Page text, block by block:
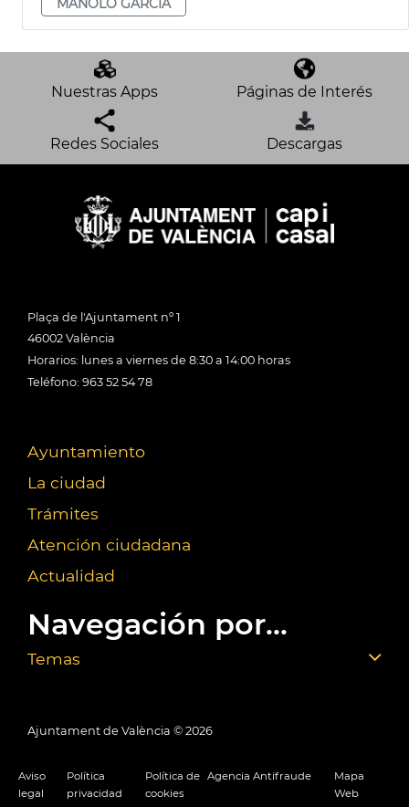
Nuestras Apps Páginas de Interés
Redes Sociales Descargas
Plaça de l'Ajuntament nº 1
46002 València
Horarios: lunes a viernes de 8:30 a 14:00 horas
Teléfono: 963 52 54 78
Ayuntamiento
La ciudad
Trámites
Atención ciudadana
Actualidad
Navegación por...
Temas
Ajuntament de València © 2026
Aviso
legal
Política
privacidad
Política de
cookies
Agencia Antifraude
Mapa
Web